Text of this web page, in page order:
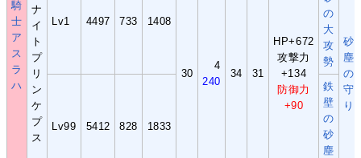
騎
士
ア
ス
ラ
ハ
ナ
イ
ト
プ
リ
ン
ケ
プ
ス
Lv1 4497 733 1408
30
4
240
34 31
HP+672
攻撃力
+134
防御力
+90
の
大
攻
勢
砂
塵
の
守
り
Lv99
5412 828 1833
鉄
壁
の
砂
塵